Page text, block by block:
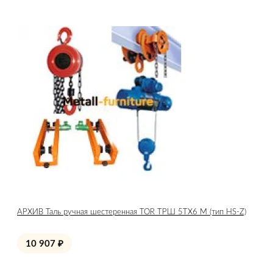
АРХИВ Таль ручная шестеренная TOR ТРШ 5ТХ6 М (тип HS-Z)
10 907 ₽